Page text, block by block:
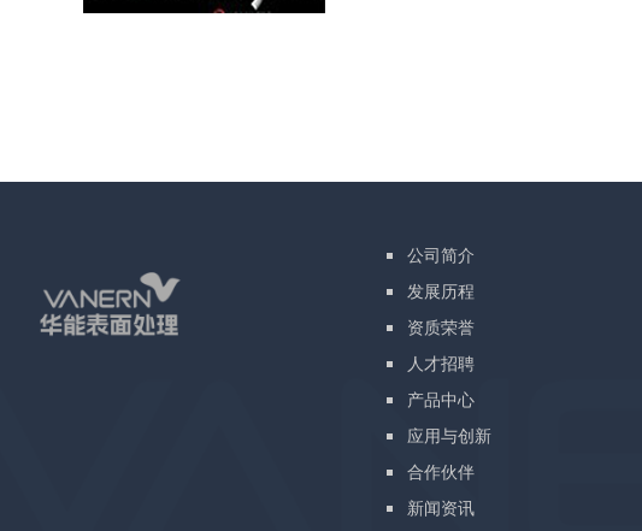
公司简介
发展历程
资质荣誉
人才招聘
产品中心
应用与创新
合作伙伴
新闻资讯